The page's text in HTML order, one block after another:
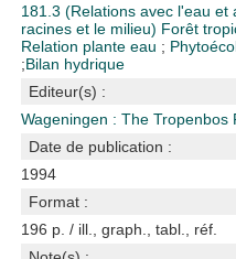
181.3 (Relations avec l'eau
racines et le milieu) Forêt
Relation plante eau ;
;Bilan hydrique
Editeur(s) :
Wageningen : The Tropenbos
Date de publication :
1994
Format :
196 p. / ill., graph., tabl., réf.